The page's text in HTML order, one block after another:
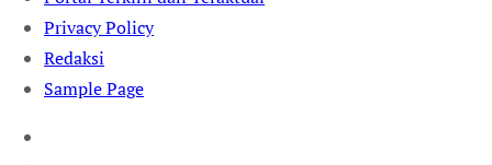
Privacy Policy
Redaksi
Sample Page